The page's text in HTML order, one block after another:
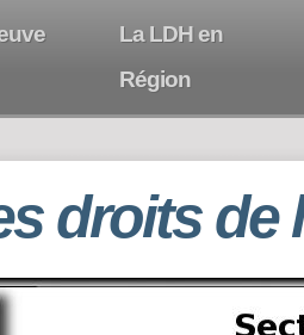
La LDH en
Région
droits de